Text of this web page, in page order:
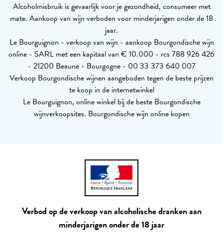
Alcoholmisbruik is gevaarlijk voor je gezondheid, consumeer met
mate. Aankoop van wijn verboden voor minderjarigen onder de 18
jaar.
Le Bourguignon - verkoop van wijn - aankoop Bourgondische wijn
online - SARL met een kapitaal van € 10.000 - rcs 788 926 426
- 21200 Beaune - Bourgogne - 00 33 373 640 007
Verkoop Bourgondische wijnen aangeboden tegen de beste prijzen
te koop in de internetwinkel
Le Bourguignon, online winkel bij de beste Bourgondische
wijnverkoopsites. Bourgondische wijn online kopen
Verbod op de verkoop van alcoholische dranken aan
minderjarigen onder de 18 jaar